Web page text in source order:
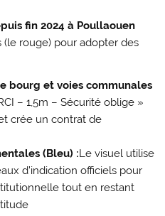
fin 2024 à Poullaouen
rouge) pour adopter des
bourg et voies communales
– 1,5m – Sécurité oblige »
crée un contrat de
(Bleu) :Le visuel utilise
d’indication officiels pour
tout en restant